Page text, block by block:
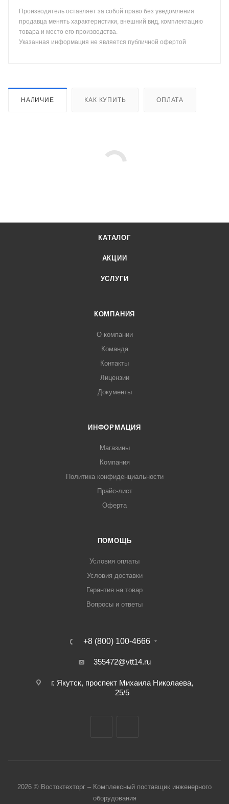
Производитель оставляет за собой право без уведомления
продавца менять характеристики, внешний вид, комплектацию
товара и место его производства.
Указанная информация не является публичной офертой
НАЛИЧИЕ КАК КУПИТЬ ОПЛАТА
КАТАЛОГ
АКЦИИ
УСЛУГИ
КОМПАНИЯ
О компании
Команда
Контакты
Лицензии
Документы
ИНФОРМАЦИЯ
Магазины
Компания
Политика конфиденциальности
Прайс-лист
Оферта
ПОМОЩЬ
Условия оплаты
Условия доставки
Гарантия на товар
Вопросы и ответы
+8 (800) 100-4666
355472@vtt14.ru
г. Якутск, проспект Михаила Николаева,
25/5
2026 © Востоктехторг – Комплексный поставщик инженерного
оборудования